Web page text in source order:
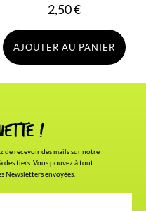
2,50€
AJOUTER AU PANIER
!
de recevoir des mails sur notre
des tiers. Vous pouvez à tout
Newsletters envoyées.